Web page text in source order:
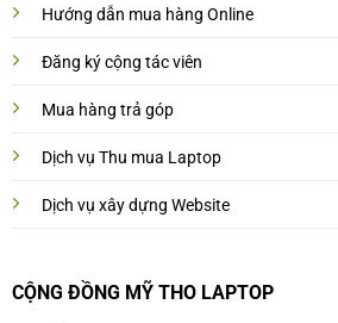
Hướng dẫn mua hàng Online
Đăng ký cộng tác viên
Mua hàng trả góp
Dịch vụ Thu mua Laptop
Dịch vụ xây dựng Website
CỘNG ĐỒNG MỸ THO LAPTOP